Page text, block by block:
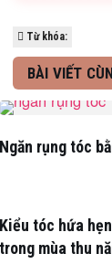
Từ khóa:
BÀI VIẾT
Ngăn rụng tóc
Kiểu tóc hứa
trong mùa thu